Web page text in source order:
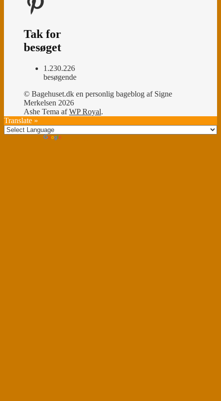
Tak for
besøget
1.230.226
besøgende
© Bagehuset.dk en personlig bageblog af Signe
Merkelsen 2026
Ashe Tema afWP Royal.
Translate »